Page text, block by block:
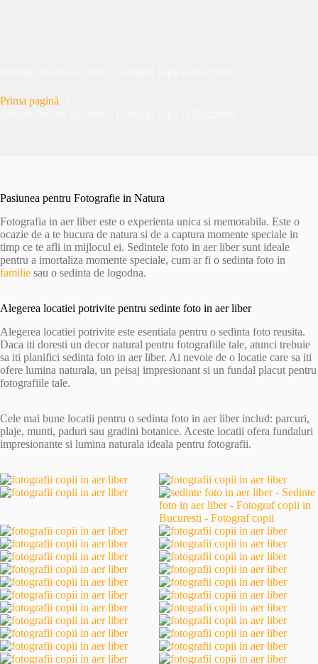
Prima pagină
Pasiunea pentru Fotografie in Natura
Fotografia in aer liber este o experienta unica si memorabila. Este o
ocazie de a te bucura de natura si de a captura momente speciale in
timp ce te afli in mijlocul ei. Sedintele foto in aer liber sunt ideale
pentru a imortaliza momente speciale, cum ar fi o sedinta foto in
familie sau o sedinta de logodna.
Alegerea locatiei potrivite pentru sedinte foto in aer liber
Alegerea locatiei potrivite este esentiala pentru o sedinta foto reusita.
Daca iti doresti un decor natural pentru fotografiile tale, atunci trebuie
sa iti planifici sedinta foto in aer liber. Ai nevoie de o locatie care sa iti
ofere lumina naturala, un peisaj impresionant si un fundal placut pentru
fotografiile tale.
Cele mai bune locatii pentru o sedinta foto in aer liber includ: parcuri,
plaje, munti, paduri sau gradini botanice. Aceste locatii ofera fundaluri
impresionante si lumina naturala ideala pentru fotografii.